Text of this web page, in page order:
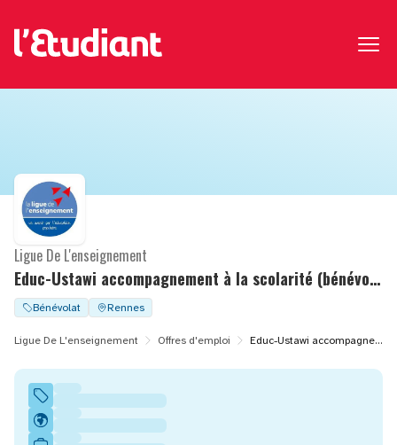
Educ-Ustawi accompagnement à la scolarité (bénévolat)
Ligue De L'enseignement
Bénévolat Rennes
Ligue De L'enseignement Offres d'emploi Educ-Ustawi accompagnement à la scolarité (bénévolat)